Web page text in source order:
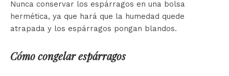
Nunca conservar los espárragos en una bolsa
hermética, ya que hará que la humedad quede
atrapada y los espárragos pongan blandos.
Cómo congelar espárragos